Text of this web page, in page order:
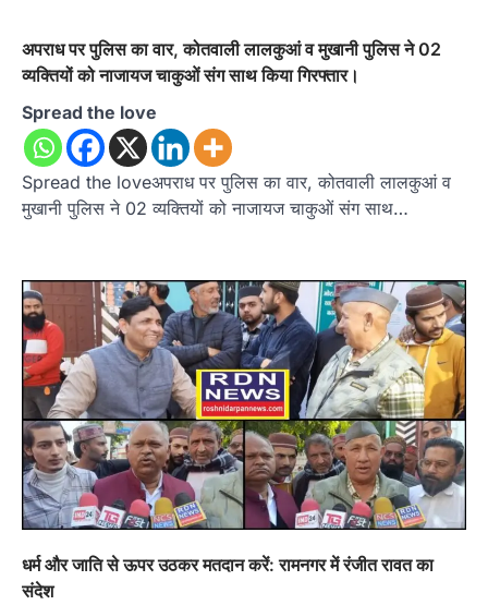
अपराध पर पुलिस का वार, कोतवाली लालकुआं व मुखानी पुलिस ने 02
व्यक्तियों को नाजायज चाकुओं संग साथ किया गिरफ्तार।
Spread the love
Spread the loveअपराध पर पुलिस का वार, कोतवाली लालकुआं व
मुखानी पुलिस ने 02 व्यक्तियों को नाजायज चाकुओं संग साथ…
धर्म और जाति से ऊपर उठकर मतदान करें: रामनगर में रंजीत रावत का
संदेश